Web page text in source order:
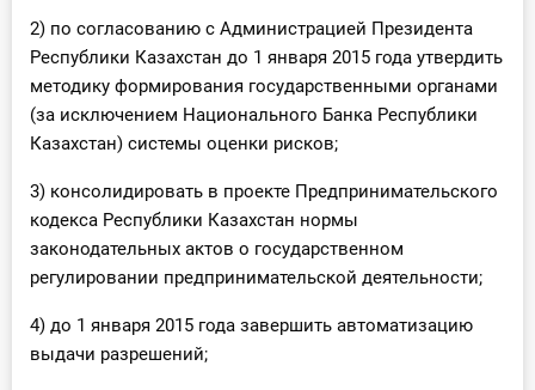
2) по согласованию с Администрацией Президента
Республики Казахстан до 1 января 2015 года утвердить
методику формирования государственными органами
(за исключением Национального Банка Республики
Казахстан) системы оценки рисков;
3) консолидировать в проекте Предпринимательского
кодекса Республики Казахстан нормы
законодательных актов о государственном
регулировании предпринимательской деятельности;
4) до 1 января 2015 года завершить автоматизацию
выдачи разрешений;